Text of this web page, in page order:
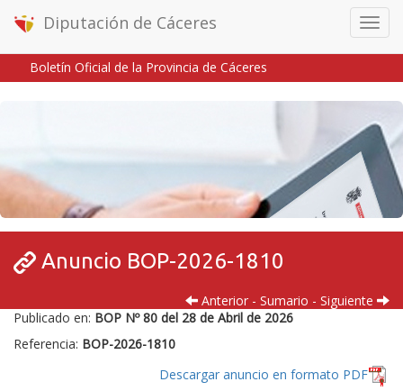
Menú
móvil
Diputación de Cáceres
Boletín Oficial de la Provincia de Cáceres
Anuncio BOP-2026-1810
Anterior - Sumario - Siguiente
Publicado en: BOP Nº 80 del 28 de Abril de 2026
Referencia: BOP-2026-1810
Descargar anuncio en formato PDF